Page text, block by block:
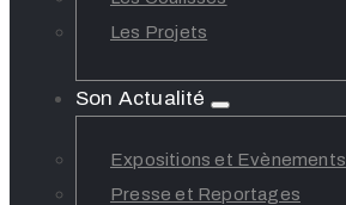
Les Projets
Son Actualité
Expositions et Evènements
Presse et Reportages